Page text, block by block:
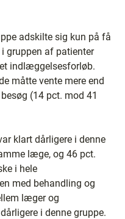
adskilte sig kun på få
gruppen af patienter
indlæggelsesforløb.
måtte vente mere end
(14 pct. mod 41
klart dårligere i denne
læge, og 46 pct.
i hele
med behandling og
læger og
i denne gruppe.